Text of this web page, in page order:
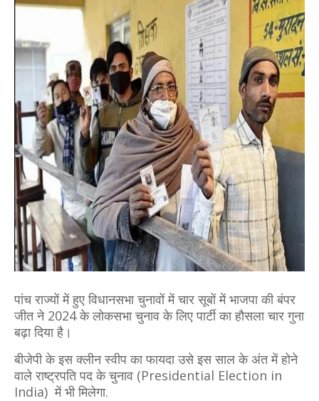
पांच राज्यों में हुए विधानसभा चुनावों में चार सूबों में भाजपा की बंपर
जीत ने 2024 के लोकसभा चुनाव के लिए पार्टी का हौसला चार गुना
बढ़ा दिया है।
बीजेपी के इस क्‍लीन स्‍वीप का फायदा उसे इस साल के अंत में होने
वाले राष्ट्रपति पद के चुनाव (Presidential Election in
India) में भी मिलेगा.